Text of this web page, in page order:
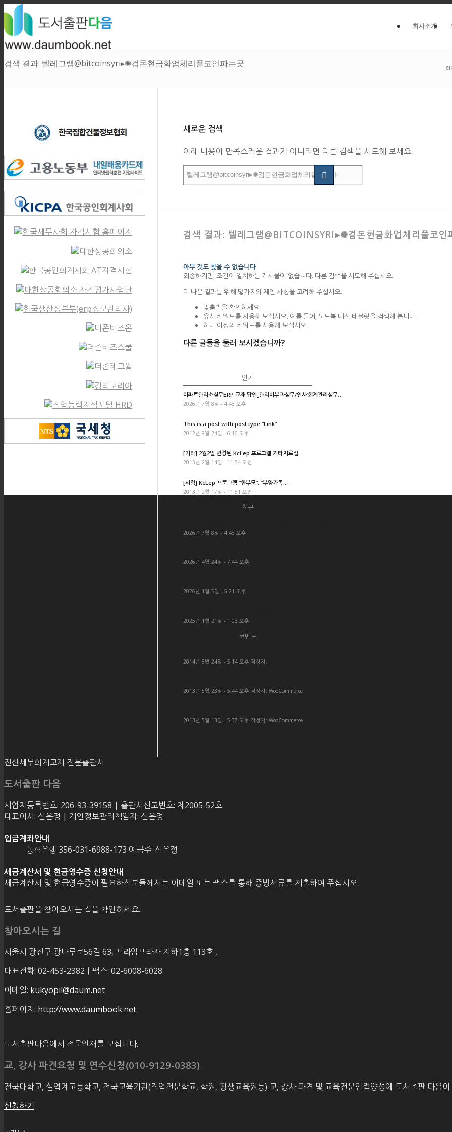
회사소개
검색 결과: 텔레그램@bitcoinsyri▸✺검돈현금화업체리플코인파는곳
새로운 검색
아래 내용이 만족스러운 결과가 아니라면 다른 검색을 시도해 보세요.
검색 결과: 텔레그램@BITCOINSYRI▸✺검돈현금화업체리플코인
아무 것도 찾을 수 없습니다
죄송하지만, 조건에 일치하는 게시물이 없습니다. 다른 검색을 시도해 주십시오.
더 나은 결과를 위해 몇가지의 제안 사항을 고려해 주십시오.
맞춤법을 확인하세요.
유사 키워드를 사용해 보십시오. 예를 들어, 노트북 대신 태블릿을 검색해 봅니다.
하나 이상의 키워드를 사용해 보십시오.
다른 글들을 둘러 보시겠습니까?
인기
아파트관리소실무ERP 교재 답안_관리비부과실무/인사’회계관리실무...
2026년 7월 8일 - 4:48 오후
This is a post with post type “Link”
2012년 8월 24일 - 6:16 오후
[기타] 2월2일 변경된 KcLep 프로그램 기타자료실...
2013년 2월 14일 - 11:54 오전
[시험] KcLep 프로그램 “한부모”, “부양가족...
2013년 2월 17일 - 11:51 오전
최근
2026년 7월 8일 - 4:48 오후
2026년 4월 24일 - 7:44 오후
2026년 1월 5일 - 6:21 오후
2025년 1월 21일 - 1:03 오후
코멘트
2014년 8월 24일 - 5:14 오후 작성자:
2013년 5월 23일 - 5:44 오후 작성자: WooCommerce
2013년 5월 13일 - 5:37 오후 작성자: WooCommerce
전산세무회계교재 전문출판사
도서출판 다음
사업자등록번호: 206-93-39158 | 출판사신고번호: 제2005-52호
대표이사: 신은정 | 개인정보관리책임자: 신은정
입금계좌안내
농협은행 356-031-6988-173 예금주: 신은정
세금계산서 및 현금영수증 신청안내
세금계산서 및 현금영수증이 필요하신분들께서는 이메일 또는 팩스를 통해 증빙서류를 제출하여 주십시오.
도서출판을 찾아오시는 길을 확인하세요.
찾아오시는 길
서울시 광진구 광나루로56길 63, 프라임프라자 지하1층 113호 ,
대표전화: 02-453-2382ㅣ팩스: 02-6008-6028
이메일: kukyopil@daum.net
홈페이지: http://www.daumbook.net
도서출판다음에서 전문인재를 모십니다.
교, 강사 파견요청 및 연수신청(010-9129-0383)
전국대학교, 실업계고등학교, 전국교육기관(직업전문학교, 학원, 평생교육원등) 교, 강사 파견 및 교육전문인력양성에 도서출판 다음
신청하기